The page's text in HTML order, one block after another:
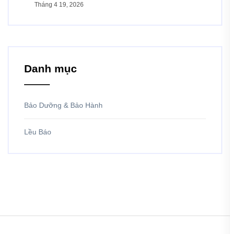
Tháng 4 19, 2026
Danh mục
Bảo Dưỡng & Bảo Hành
Lều Báo